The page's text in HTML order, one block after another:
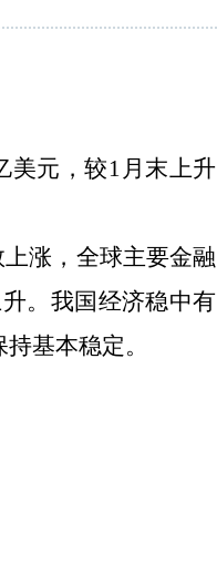
美元，较1月末上升
涨，全球主要金融
。我国经济稳中有
基本稳定。